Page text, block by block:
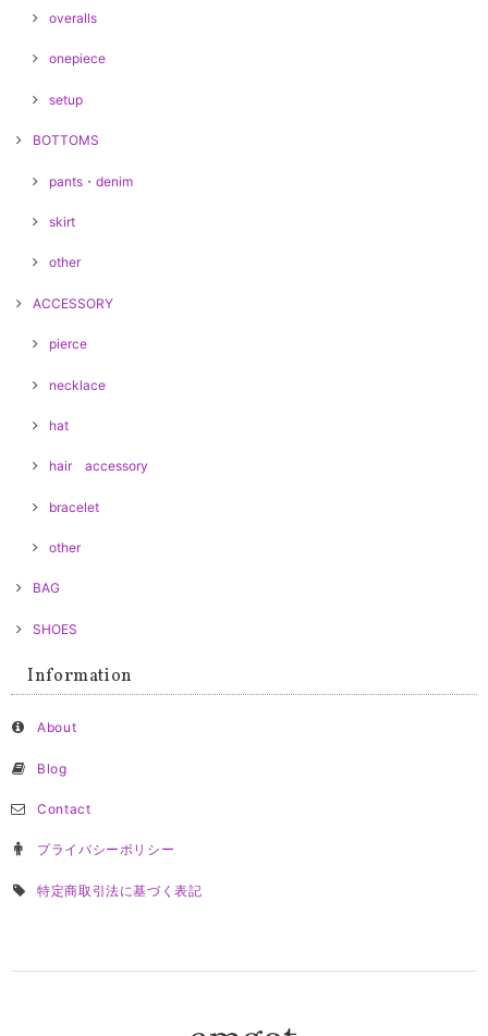
overalls
onepiece
setup
BOTTOMS
pants・denim
skirt
other
ACCESSORY
pierce
necklace
hat
hair accessory
bracelet
other
BAG
SHOES
Information
About
Blog
Contact
プライバシーポリシー
特定商取引法に基づく表記